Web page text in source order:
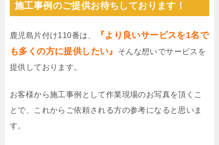
施工事例のご提供お待ちしております！
鹿児島片付け110番は、
『より良いサービスを1名で
も多くの方に提供したい』
そんな想いでサービスを
提供しております。
お客様から施工事例として作業現場のお写真を頂くこ
とで、これからご依頼される方の参考になると思いま
す。